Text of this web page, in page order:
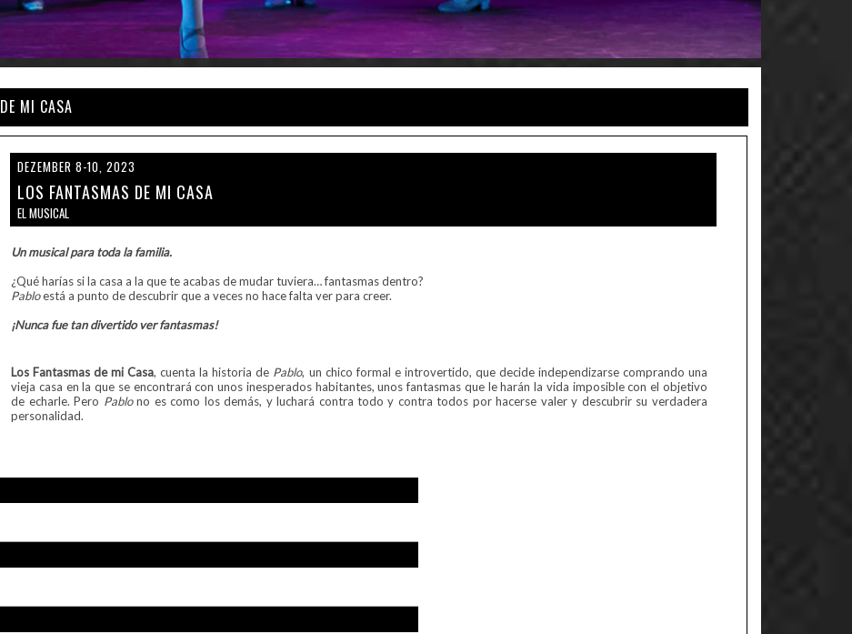
MI CASA
DEZEMBER 8-10, 2023
LOS FANTASMAS DE MI CASA
EL MUSICAL
Un musical para toda la familia.
¿Qué harías si la casa a la que te acabas de mudar tuviera… fantasmas dentro?
Pabloestá a punto de descubrir que a veces no hace falta ver para creer.
¡Nunca fue tan divertido ver fantasmas!
Los Fantasmas de mi Casa, cuenta la historia de Pablo, un chico formal e introvertido, que decide independizarse comprando una
vieja casa en la que se encontrará con unos inesperados habitantes, unos fantasmas que le harán la vida imposible con el objetivo
de echarle. Pero Pablono es como los demás, y luchará contra todo y contra todos por hacerse valer y descubrir su verdadera
personalidad.